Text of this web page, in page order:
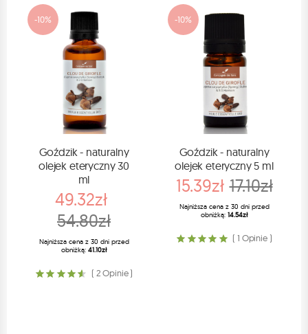
-10%
Goździk - naturalny
olejek eteryczny 30
ml
49.32zł
54.80zł
Najniższa cena z 30 dni przed
obniżką: 41.10zł
( 2 Opinie )
-10%
Goździk - naturalny
olejek eteryczny 5 ml
15.39zł 17.10zł
Najniższa cena z 30 dni przed
obniżką: 14.54zł
( 1 Opinie )